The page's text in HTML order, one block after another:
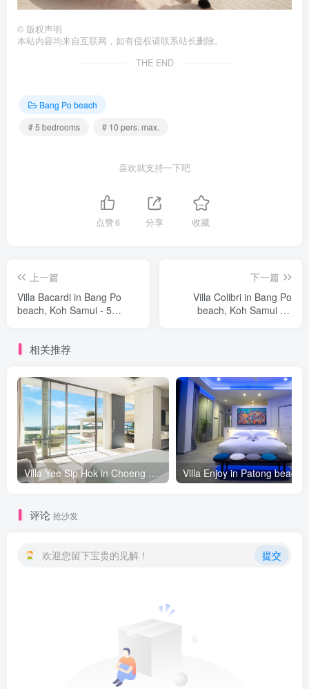
© 版权声明
本站内容均来自互联网，如有侵权请联系站长删除。
THE END
Bang Po beach
# 5 bedrooms
# 10 pers. max.
喜欢就支持一下吧
点赞6 分享 收藏
上一篇
Villa Bacardi in Bang Po
beach, Koh Samui - 5
下一篇
Villa Colibri in Bang Po
beach, Koh Samui - 4
相关推荐
Villa Yee Sip Hok in Choeng Mon beach, Koh Samui - 5 bedrooms
评论 抢沙发
欢迎您留下宝贵的见解！ 提交